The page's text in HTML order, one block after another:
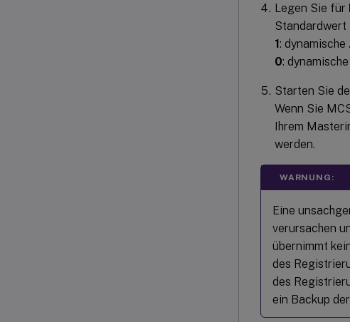
Legen Sie für
Standardwert
1:
0:
Starten Sie
Wenn Sie
Ihrem
werden.
WARNUNG:
Eine
verursachen
übernimmt
des
des
ein Backup